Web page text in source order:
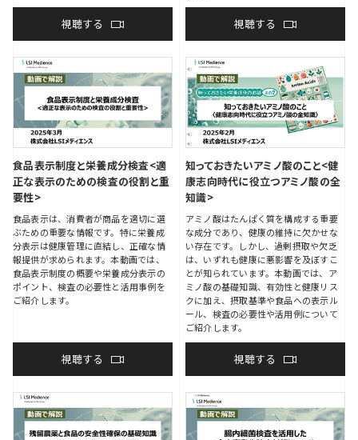
視聴する 視聴する
食品表示制度と栄養成分検査<適
正な表示のための検査の役割と重
要性>
食品表示は、消費者が商品を適切に選
ぶための重要な情報です。特に栄養成
分表示は健康管理に直結し、正確な情
報提供が求められます。本動画では、
食品表示制度の概要や栄養成分表示の
ポイント、検査の必要性と活用事例を
ご紹介します。
視聴する
知っておきたいアミノ酸のこと<健
康志向時代に役立つアミノ酸の全
知識>
アミノ酸はたんぱく質を構成する重要
な成分であり、健康の維持に欠かせな
い存在です。しかし、過剰摂取や欠乏
は、いずれも健康に悪影響を及ぼすこ
とが知られています。本動画では、ア
ミノ酸の基礎知識、有効性と健康リス
クに加え、摂取基準や食品への表示ル
ール、検査の必要性や活用例について
ご紹介します。
視聴する